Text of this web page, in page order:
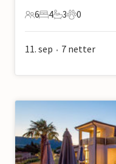
6 Gjester
6
4 Soverom
4
3 Bad
3
0 Kjæledyr
0
11. sep • 7 netter